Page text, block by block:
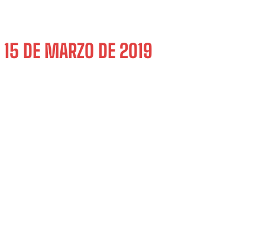
15 DE MARZO DE 2019